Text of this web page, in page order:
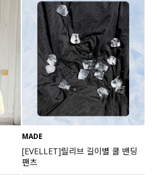
MADE
[EVELLET]릴리브 길이별 쿨 밴딩
팬츠